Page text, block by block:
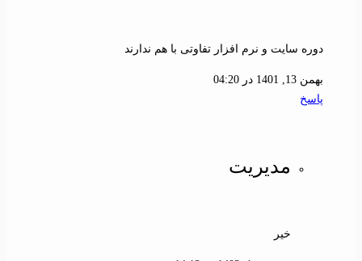
دوره سایت و نرم افزار تفاوتی با هم ندارند
بهمن 13, 1401 در 04:20
پاسخ
مدیریت
خیر